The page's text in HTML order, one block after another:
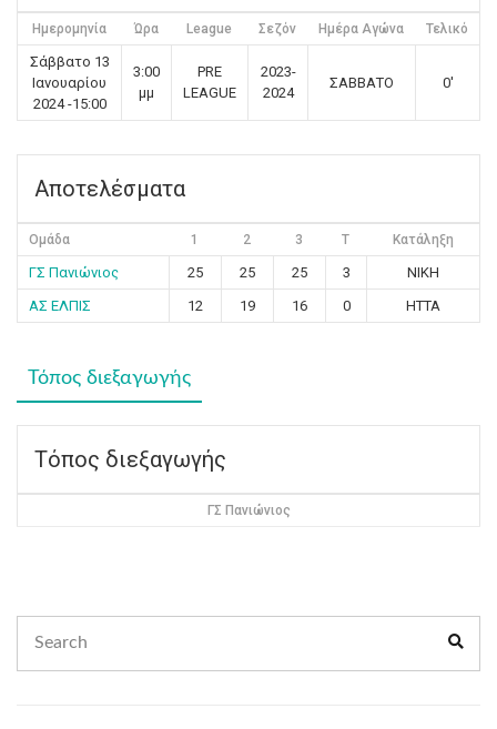
Ημερομηνία Ώρα League Σεζόν Ημέρα Αγώνα Τελικό
Σάββατο 13
Ιανουαρίου
2024 -15:00
3:00
μμ
PRE
LEAGUE
2023-
2024
ΣΑΒΒΑΤΟ 0'
Αποτελέσματα
Ομάδα 1 2 3 T Κατάληξη
ΓΣ Πανιώνιος 25 25 25 3
ΝΙΚΗ
ΑΣ ΕΛΠΙΣ
12 19 16 0 ΗΤΤΑ
Τόπος διεξαγωγής
Τόπος διεξαγωγής
ΓΣ Πανιώνιος
for: